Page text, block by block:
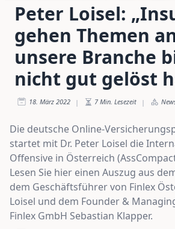
Peter Loisel:
gehen Themen
unsere Branche
nicht gut gelöst
18. März 2022 | 7 Min. Lesezeit |
Die deutsche Online-
startet mit Dr. Peter Loisel die
Offensive in Österreich (
Lesen Sie hier einen Auszug aus
dem Geschäftsführer von Finlex
Loisel und dem Founder &
Finlex GmbH Sebastian Klapper.